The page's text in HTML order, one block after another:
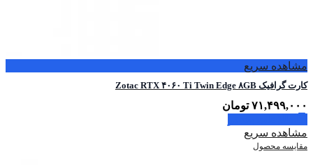
مشاهده سریع
کارت گرافیک Zotac RTX ۴۰۶۰ Ti Twin Edge ۸GB
۷۱,۴۹۹,۰۰۰ تومان
مشاهده سریع
مقایسه محصول